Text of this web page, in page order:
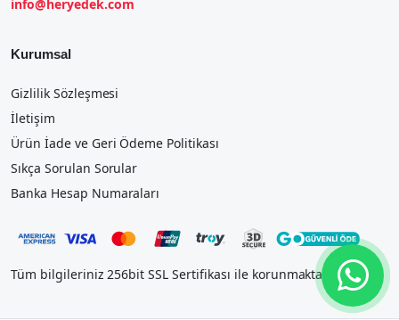
info@heryedek.com
Kurumsal
Gizlilik Sözleşmesi
İletişim
Ürün İade ve Geri Ödeme Politikası
Sıkça Sorulan Sorular
Banka Hesap Numaraları
Tüm bilgileriniz 256bit SSL Sertifikası ile korunmaktadır.